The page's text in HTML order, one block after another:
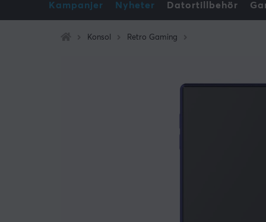
Kampanjer Nyheter Datortillbehör
Konsol Retro Gaming